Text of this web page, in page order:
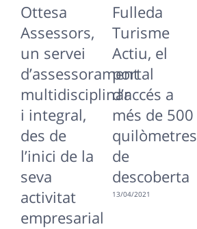
Ottesa
Assessors,
un servei
d’assessorament
multidisciplinar
i integral,
des de
l’inici de la
seva
activitat
empresarial
Fulleda
Turisme
Actiu, el
portal
d’accés a
més de 500
quilòmetres
de
descoberta
13/04/2021